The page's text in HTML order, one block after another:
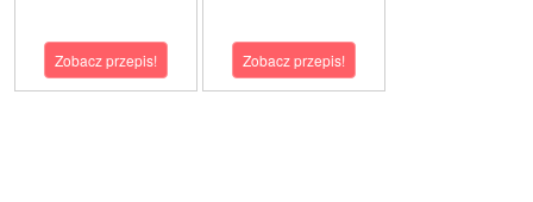
Zobacz przepis! Zobacz przepis!